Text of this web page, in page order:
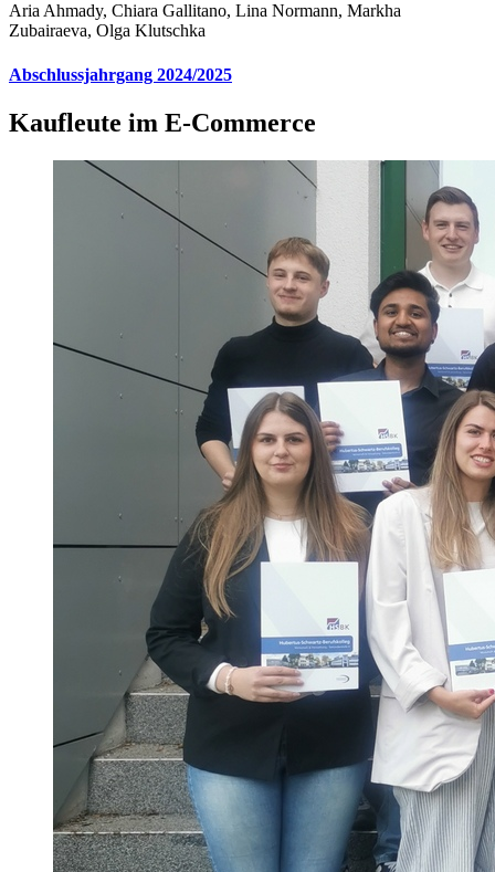
Aria Ahmady, Chiara Gallitano, Lina Normann, Markha
Zubairaeva, Olga Klutschka
Abschlussjahrgang 2024/2025
Kaufleute im E-Commerce